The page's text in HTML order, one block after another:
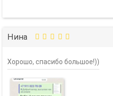
Нина
Хорошо, спасибо большое!))